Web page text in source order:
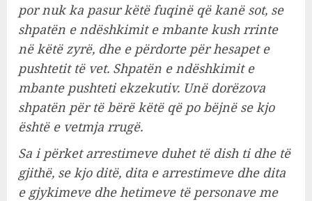
por nuk ka pasur këtë fuqinë që kanë sot, se
shpatën e ndëshkimit e mbante kush rrinte
në këtë zyrë, dhe e përdorte për hesapet e
pushtetit të vet. Shpatën e ndëshkimit e
mbante pushteti ekzekutiv. Unë dorëzova
shpatën për të bërë këtë që po bëjnë se kjo
është e vetmja rrugë.
Sa i përket arrestimeve duhet të dish ti dhe të
gjithë, se kjo ditë, dita e arrestimeve dhe dita
e gjykimeve dhe hetimeve të personave me